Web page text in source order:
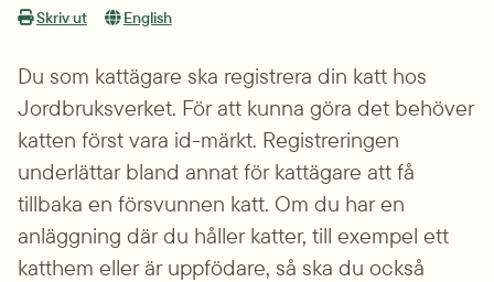
Skriv ut English
Du som kattägare ska registrera din katt hos
Jordbruksverket. För att kunna göra det behöver
katten först vara id-märkt. Registreringen
underlättar bland annat för kattägare att få
tillbaka en försvunnen katt. Om du har en
anläggning där du håller katter, till exempel ett
katthem eller är uppfödare, så ska du också